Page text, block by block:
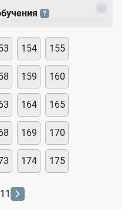
?
154 155
159 160
164 165
169 170
174 175
11